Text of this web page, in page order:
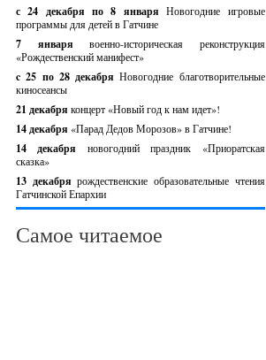
с 24 декабря по 8 январяНовогодние игровые
программы для детей в Гатчине
7 январявоенно-историческая реконструкция
«Рождественский манифест»
c 25 по 28 декабряНовогодние благотворительные
киносеансы
21 декабря концерт «Новый год к нам идет»!
14 декабря «Парад Дедов Морозов» в Гатчине!
14 декабря новогодний праздник «Приоратская
сказка»
13 декабрярождественские образовательные чтения
Гатчинской Епархии
Самое читаемое